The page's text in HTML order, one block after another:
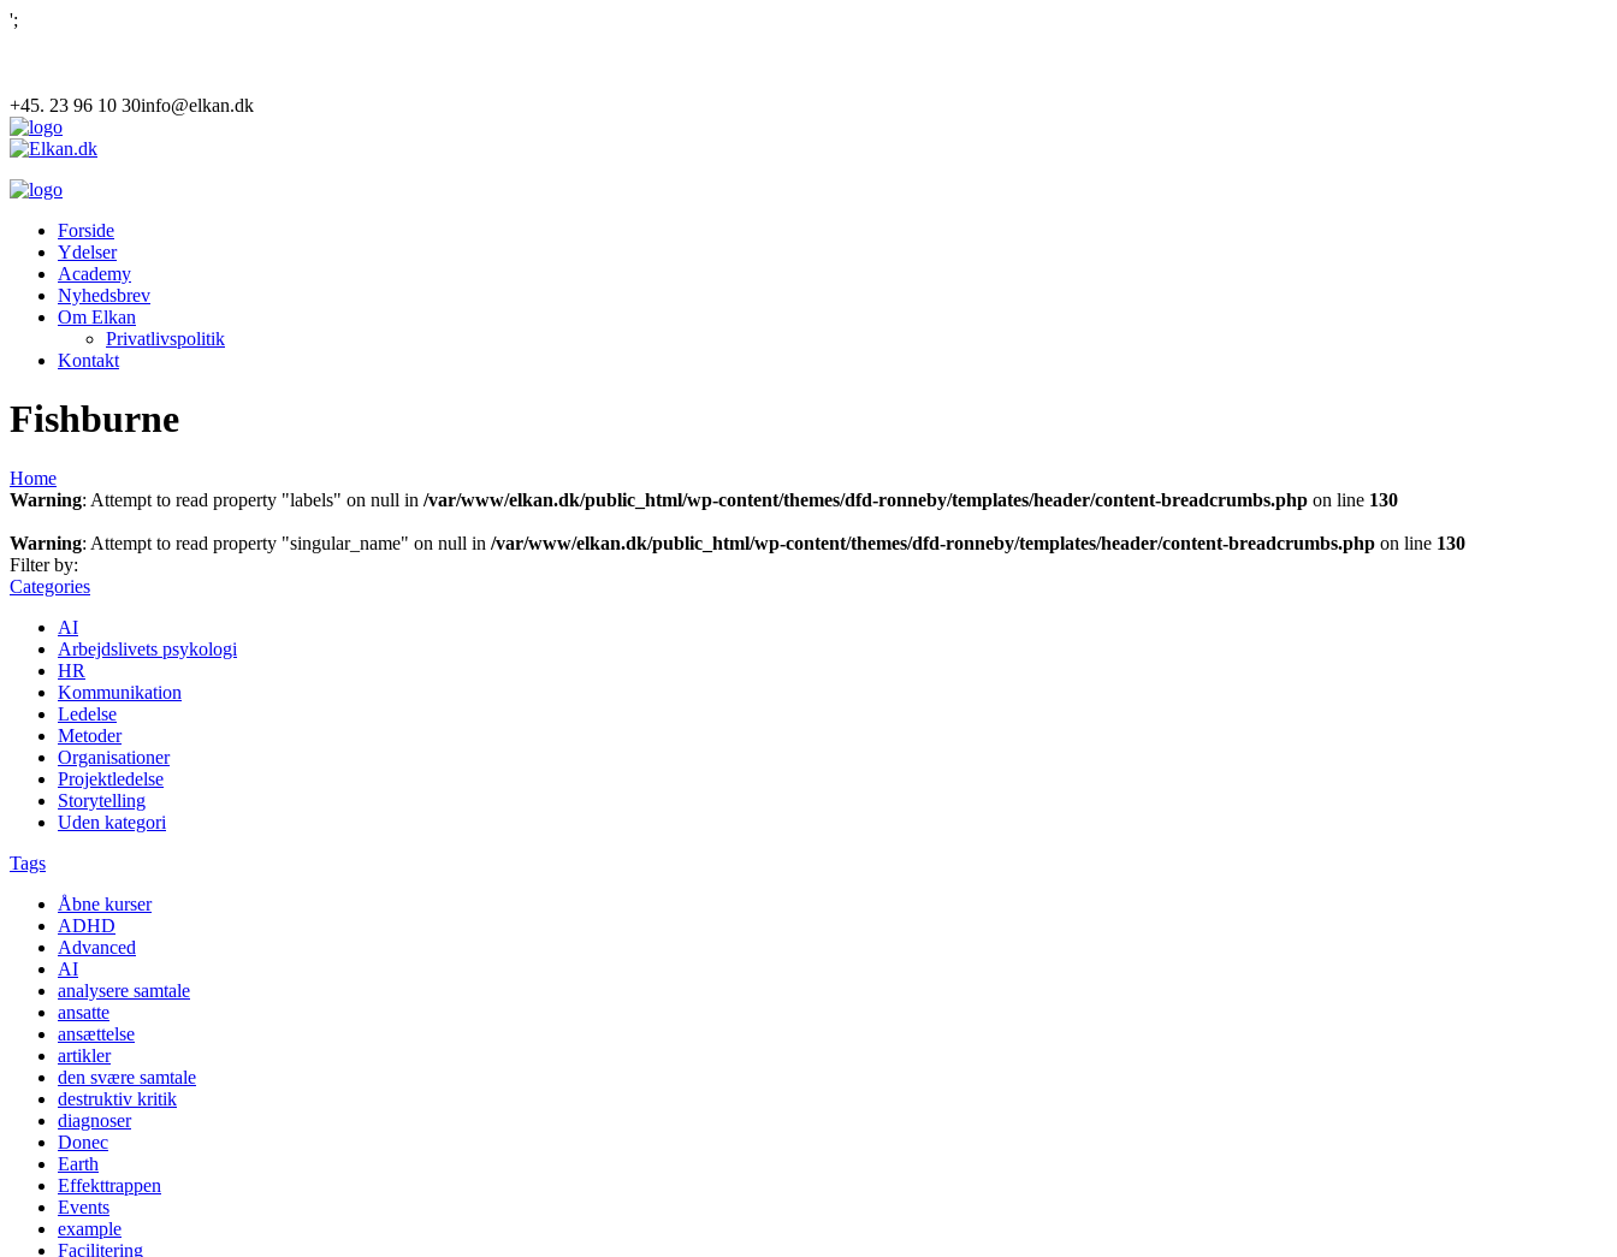
';
+45. 23 96 10 30info@elkan.dk
Forside
Ydelser
Academy
Nyhedsbrev
Om Elkan
Privatlivspolitik
Kontakt
Fishburne
Home
Warning: Attempt to read property "labels" on null in /var/www/elkan.dk/public_html/wp-content/themes/dfd-ronneby/templates/header/content-breadcrumbs.php on line 130
Warning: Attempt to read property "singular_name" on null in /var/www/elkan.dk/public_html/wp-content/themes/dfd-ronneby/templates/header/content-breadcrumbs.php on line 130
Filter by:
Categories
AI
Arbejdslivets psykologi
HR
Kommunikation
Ledelse
Metoder
Organisationer
Projektledelse
Storytelling
Uden kategori
Tags
Åbne kurser
ADHD
Advanced
AI
analysere samtale
ansatte
ansættelse
artikler
den svære samtale
destruktiv kritik
diagnoser
Donec
Earth
Effekttrappen
Events
example
Facilitering